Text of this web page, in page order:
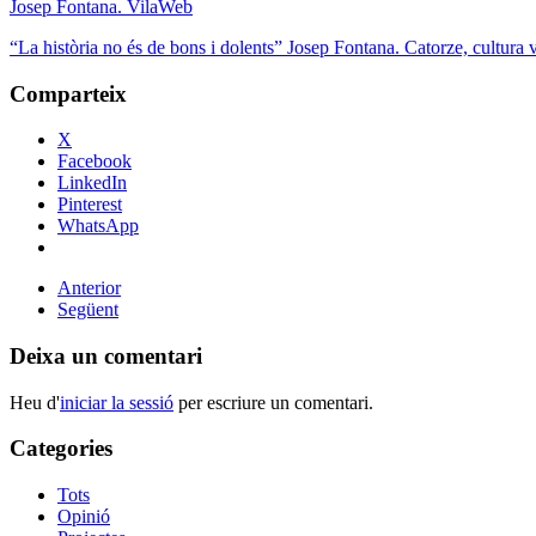
Josep Fontana. VilaWeb
“La història no és de bons i dolents” Josep Fontana. Catorze, cultura
Comparteix
X
Facebook
LinkedIn
Pinterest
WhatsApp
Anterior
Següent
Deixa un comentari
Heu d'iniciar la sessió per escriure un comentari.
Categories
Tots
Opinió